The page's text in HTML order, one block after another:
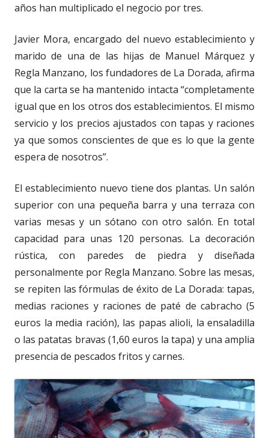
años han multiplicado el negocio por tres.
Javier Mora, encargado del nuevo establecimiento y
marido de una de las hijas de Manuel Márquez y
Regla Manzano, los fundadores de La Dorada, afirma
que la carta se ha mantenido intacta “completamente
igual que en los otros dos establecimientos. El mismo
servicio y los precios ajustados con tapas y raciones
ya que somos conscientes de que es lo que la gente
espera de nosotros”.
El establecimiento nuevo tiene dos plantas. Un salón
superior con una pequeña barra y una terraza con
varias mesas y un sótano con otro salón. En total
capacidad para unas 120 personas. La decoración
rústica, con paredes de piedra y diseñada
personalmente por Regla Manzano. Sobre las mesas,
se repiten las fórmulas de éxito de La Dorada: tapas,
medias raciones y raciones de paté de cabracho (5
euros la media ración), las papas alioli, la ensaladilla
o las patatas bravas (1,60 euros la tapa) y una amplia
presencia de pescados fritos y carnes.